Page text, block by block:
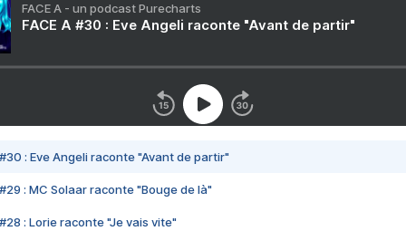
FACE A - un podcast Purecharts
FACE A #30 : Eve Angeli raconte "Avant de partir"
#30 : Eve Angeli raconte "Avant de partir"
#29 : MC Solaar raconte "Bouge de là"
#28 : Lorie raconte "Je vais vite"